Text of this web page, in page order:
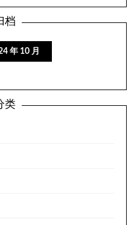
档
年 10 月
类